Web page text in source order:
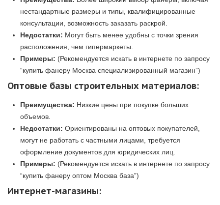
нестандартные размеры и типы, квалифицированные
консультации, возможность заказать раскрой.
Недостатки: Могут быть менее удобны с точки зрения
расположения, чем гипермаркеты.
Примеры: (Рекомендуется искать в интернете по запросу
“купить фанеру Москва специализированный магазин”)
Оптовые базы строительных материалов:
Преимущества: Низкие цены при покупке больших
объемов.
Недостатки: Ориентированы на оптовых покупателей,
могут не работать с частными лицами, требуется
оформление документов для юридических лиц.
Примеры: (Рекомендуется искать в интернете по запросу
“купить фанеру оптом Москва база”)
Интернет-магазины: